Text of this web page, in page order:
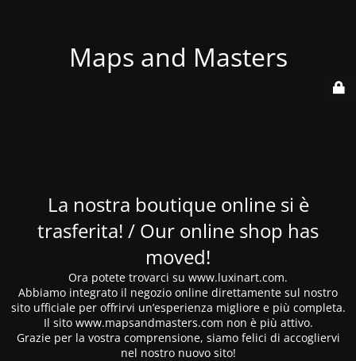
Maps and Masters
La nostra boutique online si è
trasferita! / Our online shop has
moved!
Ora potete trovarci su www.luxinart.com.
Abbiamo integrato il negozio online direttamente sul nostro
sito ufficiale per offrirvi un’esperienza migliore e più completa.
Il sito www.mapsandmasters.com non è più attivo.
Grazie per la vostra comprensione, siamo felici di accogliervi
nel nostro nuovo sito!